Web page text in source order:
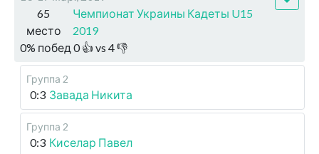
65
место
Чемпионат Украины Кадеты U15
2019
0% побед 0👍 vs 4👎
Группа 2
0:3 Завада Никита
Группа 2
0:3 Киселар Павел